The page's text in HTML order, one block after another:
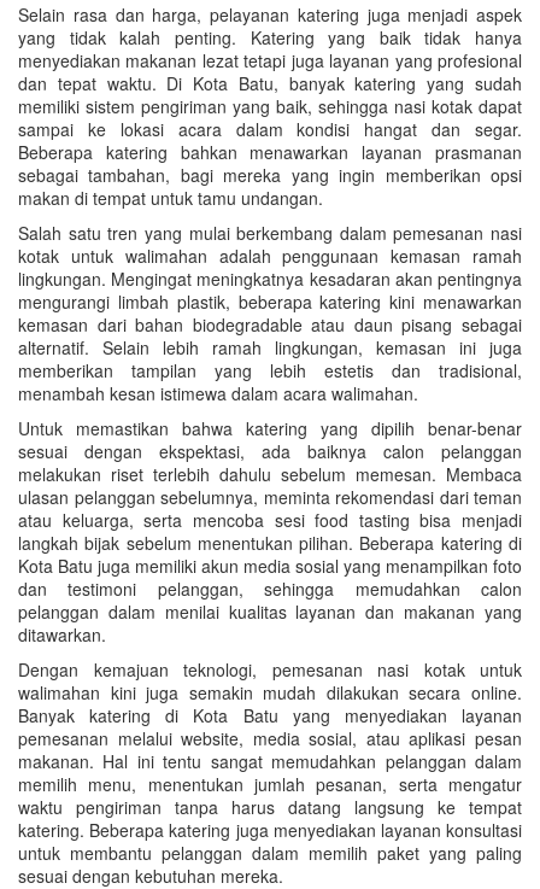
Selain rasa dan harga, pelayanan katering juga menjadi aspek
yang tidak kalah penting. Katering yang baik tidak hanya
menyediakan makanan lezat tetapi juga layanan yang profesional
dan tepat waktu. Di Kota Batu, banyak katering yang sudah
memiliki sistem pengiriman yang baik, sehingga nasi kotak dapat
sampai ke lokasi acara dalam kondisi hangat dan segar.
Beberapa katering bahkan menawarkan layanan prasmanan
sebagai tambahan, bagi mereka yang ingin memberikan opsi
makan di tempat untuk tamu undangan.
Salah satu tren yang mulai berkembang dalam pemesanan nasi
kotak untuk walimahan adalah penggunaan kemasan ramah
lingkungan. Mengingat meningkatnya kesadaran akan pentingnya
mengurangi limbah plastik, beberapa katering kini menawarkan
kemasan dari bahan biodegradable atau daun pisang sebagai
alternatif. Selain lebih ramah lingkungan, kemasan ini juga
memberikan tampilan yang lebih estetis dan tradisional,
menambah kesan istimewa dalam acara walimahan.
Untuk memastikan bahwa katering yang dipilih benar-benar
sesuai dengan ekspektasi, ada baiknya calon pelanggan
melakukan riset terlebih dahulu sebelum memesan. Membaca
ulasan pelanggan sebelumnya, meminta rekomendasi dari teman
atau keluarga, serta mencoba sesi food tasting bisa menjadi
langkah bijak sebelum menentukan pilihan. Beberapa katering di
Kota Batu juga memiliki akun media sosial yang menampilkan foto
dan testimoni pelanggan, sehingga memudahkan calon
pelanggan dalam menilai kualitas layanan dan makanan yang
ditawarkan.
Dengan kemajuan teknologi, pemesanan nasi kotak untuk
walimahan kini juga semakin mudah dilakukan secara online.
Banyak katering di Kota Batu yang menyediakan layanan
pemesanan melalui website, media sosial, atau aplikasi pesan
makanan. Hal ini tentu sangat memudahkan pelanggan dalam
memilih menu, menentukan jumlah pesanan, serta mengatur
waktu pengiriman tanpa harus datang langsung ke tempat
katering. Beberapa katering juga menyediakan layanan konsultasi
untuk membantu pelanggan dalam memilih paket yang paling
sesuai dengan kebutuhan mereka.